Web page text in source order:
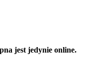
jest jedynie online.